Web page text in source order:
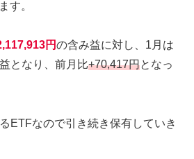
す。
円の含み益に対し、1月は
となり、前月比+70,417円となっ
ETFなので引き続き保有していき